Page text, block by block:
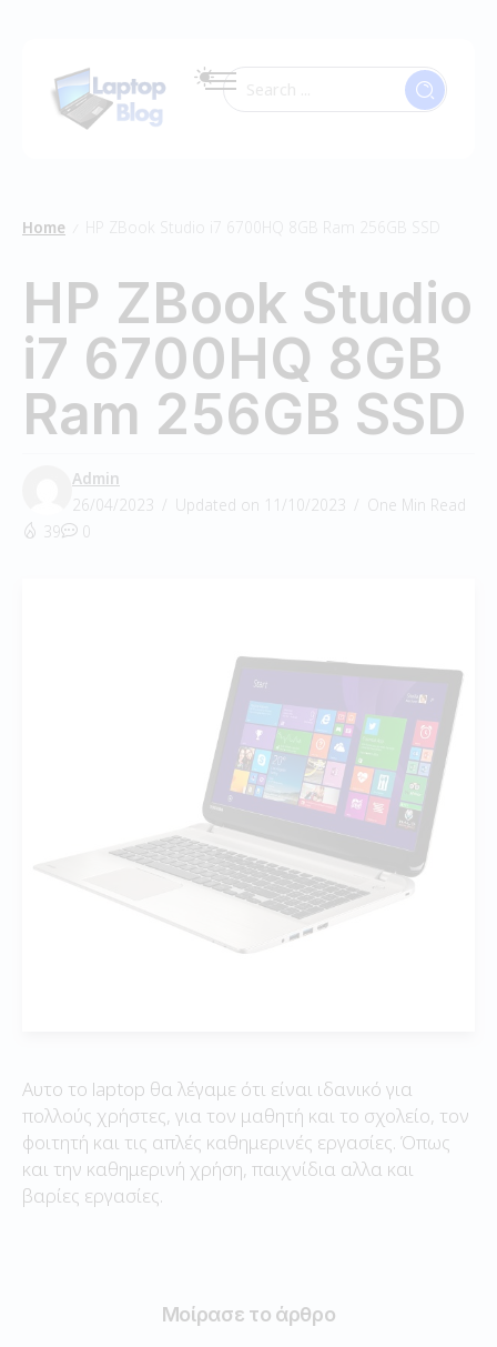
Home HP ZBook Studio i7 6700HQ 8GB Ram 256GB SSD
HP ZBook Studio
i7 6700HQ 8GB
Ram 256GB SSD
Admin
26/04/2023
Updated on 11/10/2023
One Min Read
39
0
Αυτο το laptop θα λέγαμε ότι είναι ιδανικό για
πολλούς χρήστες, για τον μαθητή και το σχολείο, τον
φοιτητή και τις απλές καθημερινές εργασίες. Όπως
και την καθημερινή χρήση, παιχνίδια αλλα και
βαρίες εργασίες.
Μοίρασε το άρθρο